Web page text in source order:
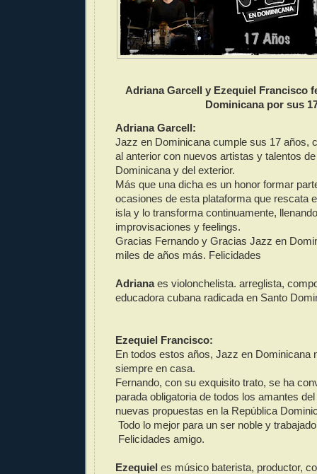
Adriana Garcell y Ezequiel Francisco
Dominicana por sus
Adriana Garcell:
Jazz en Dominicana cumple sus 17 años,
al anterior con nuevos artistas y talentos
Dominicana y del exterior.
Más que una dicha es un honor formar
ocasiones de esta plataforma que rescata
isla y lo transforma continuamente,
improvisaciones y feelings.
Gracias Fernando y Gracias Jazz en
miles de años más. Felicidades
Adrianaes violonchelista. arreglista,
educadora cubana radicada en Santo
Ezequiel Francisco:
En todos estos años, Jazz en Dominicana
siempre en casa.
Fernando, con su exquisito trato, se ha
parada obligatoria de todos los amantes
nuevas propuestas en la República
Todo lo mejor para un ser noble y
Felicidades amigo.
Ezequiel es músico baterista, productor,